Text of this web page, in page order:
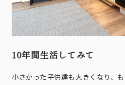
10年間生活してみて
小さかった子供達も大きくなり、